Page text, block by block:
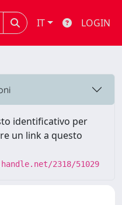
IT LOGIN
identificativo per
un link a questo
2318/51029